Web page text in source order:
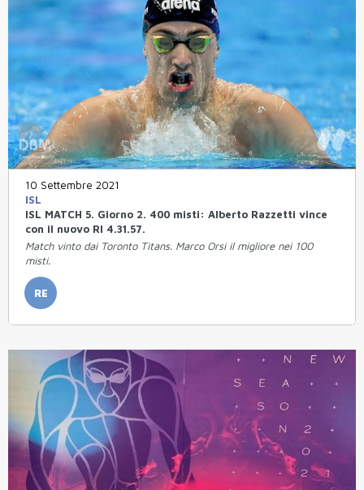
10 Settembre 2021
ISL
ISL MATCH 5. Giorno 2. 400 misti: Alberto Razzetti vince
con il nuovo RI 4.31.57.
Match vinto dai Toronto Titans. Marco Orsi il migliore nei 100
misti.
RE